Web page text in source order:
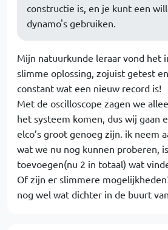
constructie is, en je kunt een
dynamo's gebruiken.
Mijn natuurkunde leraar vond het
slimme oplossing, zojuist getest
constant wat een nieuw record is!
Met de oscilloscope zagen we
het systeem komen, dus wij gaan
elco’s groot genoeg zijn. ik neem
wat we nu nog kunnen proberen,
toevoegen(nu 2 in totaal) wat
Of zijn er slimmere
nog wel wat dichter in de buurt